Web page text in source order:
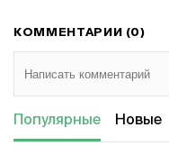
КОММЕНТАРИИ (0)
Популярные Новые